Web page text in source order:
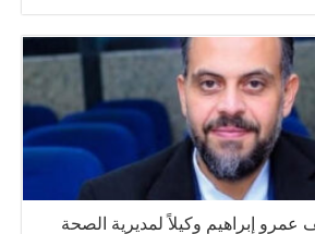
إبراهيم وكيلاً لمديرية الصحة